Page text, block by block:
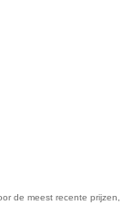
de meest recente prijzen,